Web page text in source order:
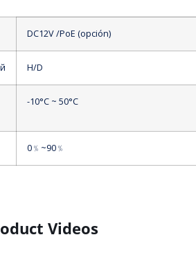
DC12V /PoE (opción)
H/D
-10°C ~ 50°C
0﹪~90﹪
Videos